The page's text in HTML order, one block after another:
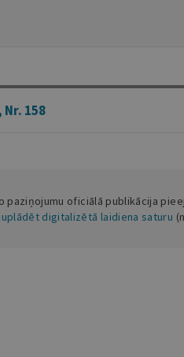
Nr. 158
paziņojumu oficiālā publikācija
digitalizētā laidiena saturu